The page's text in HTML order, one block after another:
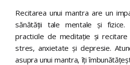
Recitarea unui mantra are un
sănătății tale mentale și
practicile de meditație și
stres, anxietate și depresie.
asupra unui mantra, îți